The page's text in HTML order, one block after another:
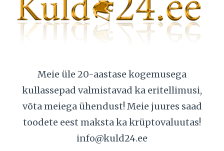
Meie üle 20-aastase kogemusega
kullassepad valmistavad ka eritellimusi,
võta meiega ühendust! Meie juures saad
toodete eest maksta ka krüptovaluutas!
info@kuld24.ee